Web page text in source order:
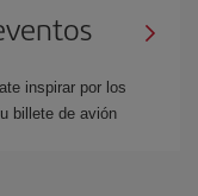
inspirar por los
billete de avión